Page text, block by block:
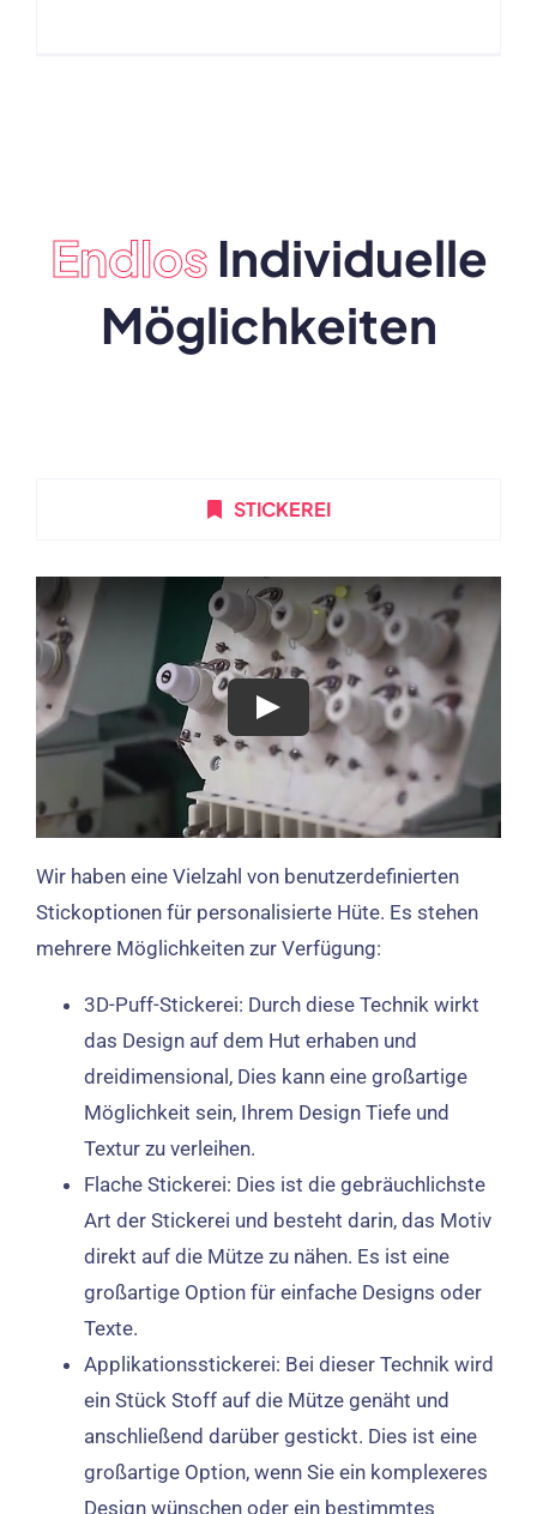
EndlosIndividuelle
Möglichkeiten
STICKEREI
Wir haben eine Vielzahl von benutzerdefinierten
Stickoptionen für personalisierte Hüte. Es stehen
mehrere Möglichkeiten zur Verfügung:
3D-Puff-Stickerei: Durch diese Technik wirkt
das Design auf dem Hut erhaben und
dreidimensional, Dies kann eine großartige
Möglichkeit sein, Ihrem Design Tiefe und
Textur zu verleihen.
Flache Stickerei: Dies ist die gebräuchlichste
Art der Stickerei und besteht darin, das Motiv
direkt auf die Mütze zu nähen. Es ist eine
großartige Option für einfache Designs oder
Texte.
Applikationsstickerei: Bei dieser Technik wird
ein Stück Stoff auf die Mütze genäht und
anschließend darüber gestickt. Dies ist eine
großartige Option, wenn Sie ein komplexeres
Design wünschen oder ein bestimmtes